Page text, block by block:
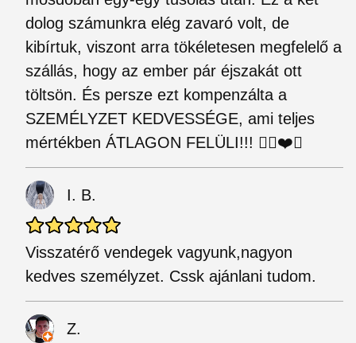
dolog számunkra elég zavaró volt, de
kibírtuk, viszont arra tökéletesen megfelelő a
szállás, hogy az ember pár éjszakát ott
töltsön. És persze ezt kompenzálta a
SZEMÉLYZET KEDVESSÉGE, ami teljes
mértékben ÁTLAGON FELÜLI!!! 👌🏼❤️😊
I. B.
Visszatérő vendegek vagyunk,nagyon
kedves személyzet. Cssk ajánlani tudom.
Z.